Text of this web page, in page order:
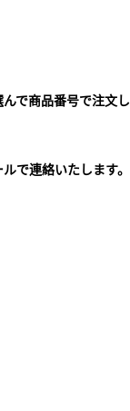
で商品番号で注文
で連絡いたします。